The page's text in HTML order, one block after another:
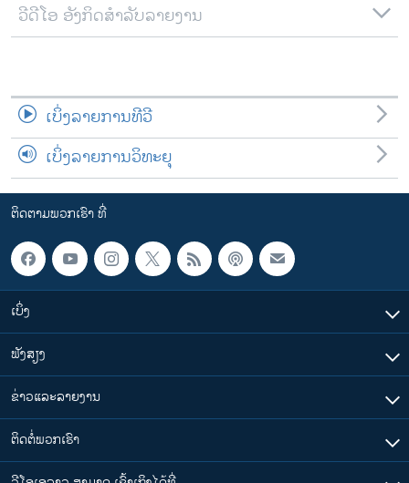
ວີດີໂອ ອັງກິດສຳລັບລາຍງານ
ເບິ່ງລາຍການທີວີ
ເບິ່ງລາຍການວິທະຍຸ
ຕິດຕາມພວກເຮົາ ທີ່
ເບິ່ງ
ຟັງສຽງ
ຂ່າວແລະລາຍງານ
ຕິດຕໍ່ພວກເຮົາ